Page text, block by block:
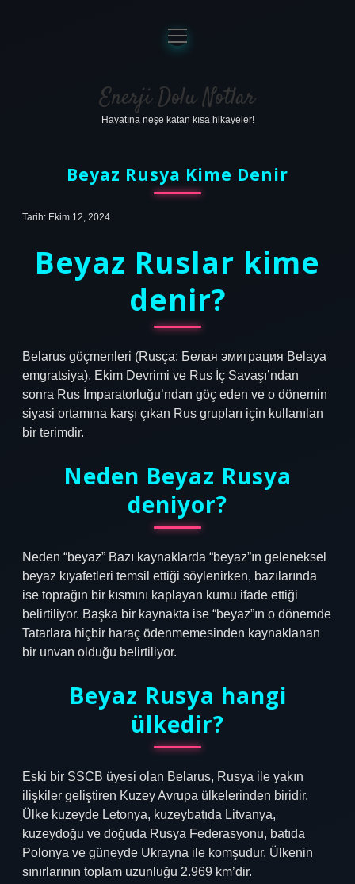
Anasayfa
Gizlilik Politikası
Yasal Uyarı
menüyü
aç
Enerji Dolu Notlar
Hayatına neşe katan kısa hikayeler!
Beyaz Rusya Kime Denir
Tarih: Ekim 12, 2024
Beyaz Ruslar kime
denir?
Belarus göçmenleri (Rusça: Белая эмиграция Belaya
emgratsiya), Ekim Devrimi ve Rus İç Savaşı’ndan
sonra Rus İmparatorluğu’ndan göç eden ve o dönemin
siyasi ortamına karşı çıkan Rus grupları için kullanılan
bir terimdir.
Neden Beyaz Rusya
deniyor?
Neden “beyaz” Bazı kaynaklarda “beyaz”ın geleneksel
beyaz kıyafetleri temsil ettiği söylenirken, bazılarında
ise toprağın bir kısmını kaplayan kumu ifade ettiği
belirtiliyor. Başka bir kaynakta ise “beyaz”ın o dönemde
Tatarlara hiçbir haraç ödenmemesinden kaynaklanan
bir unvan olduğu belirtiliyor.
Beyaz Rusya hangi
ülkedir?
Eski bir SSCB üyesi olan Belarus, Rusya ile yakın
ilişkiler geliştiren Kuzey Avrupa ülkelerinden biridir.
Ülke kuzeyde Letonya, kuzeybatıda Litvanya,
kuzeydoğu ve doğuda Rusya Federasyonu, batıda
Polonya ve güneyde Ukrayna ile komşudur. Ülkenin
sınırlarının toplam uzunluğu 2.969 km’dir.